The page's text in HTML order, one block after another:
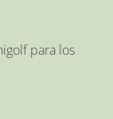
para los